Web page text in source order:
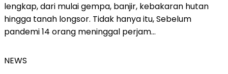
lengkap, dari mulai gempa, banjir, kebakaran hutan
hingga tanah longsor. Tidak hanya itu, Sebelum
pandemi 14 orang meninggal perjam…
NEWS